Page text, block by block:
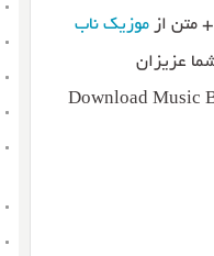
موزیک ناب
عزیزان
Download Music